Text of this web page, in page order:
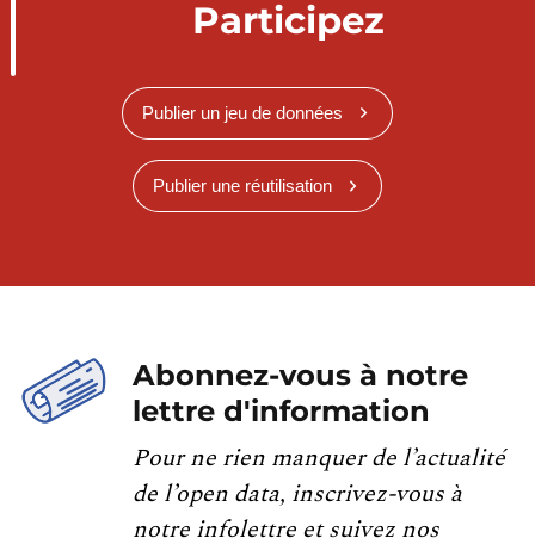
Participez
Publier un jeu de données
Publier une réutilisation
Abonnez-vous à notre
lettre d'information
Pour ne rien manquer de l’actualité
de l’open data, inscrivez-vous à
notre infolettre et suivez nos